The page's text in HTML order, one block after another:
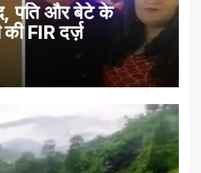
पति और बेटे के
FIR दर्ज़